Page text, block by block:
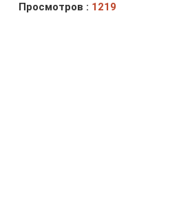
Просмотров : 1219